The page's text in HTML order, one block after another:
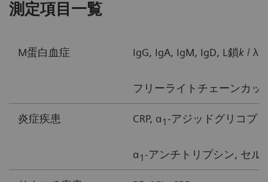
測定項目一覧
M蛋白血症 IgG, IgA, IgM, IgD, L鎖k / λ,
フリーライトチェーンカッ
炎症疾患 CRP, α1-アジッドグリコプ
α1-アンチトリプシン, セル